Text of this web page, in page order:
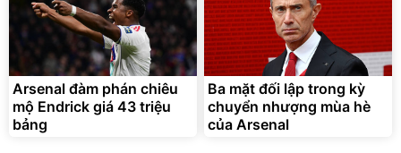
Arsenal đàm phán chiêu
mộ Endrick giá 43 triệu
bảng
Ba mặt đối lập trong kỳ
chuyển nhượng mùa hè
của Arsenal